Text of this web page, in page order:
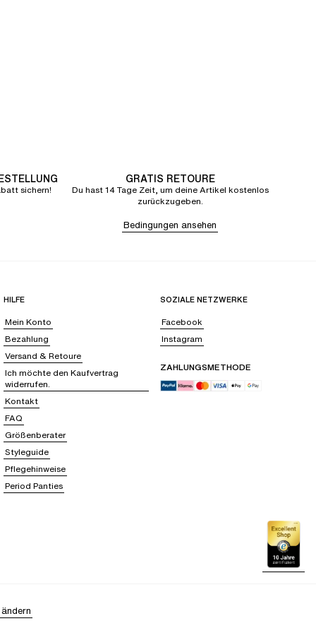
sichern!
GRATIS RETOURE
Du hast 14 Tage Zeit, um deine Artikel kostenlos
zurückzugeben.
Bedingungen ansehen
HILFE
Mein Konto
Bezahlung
Versand & Retoure
Ich möchte den Kaufvertrag
widerrufen.
Kontakt
FAQ
Größenberater
Styleguide
Pflegehinweise
Period Panties
SOZIALE NETZWERKE
Facebook
Instagram
ZAHLUNGSMETHODE